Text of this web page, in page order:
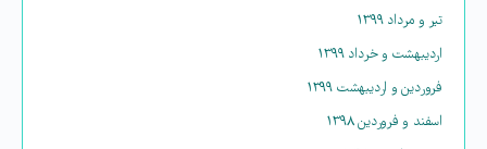
تیر و مرداد ۱۳۹۹
اردیبهشت و خرداد ۱۳۹۹
فروردین و اردیبهشت ۱۳۹۹
اسفند و فروردین ۱۳۹۸